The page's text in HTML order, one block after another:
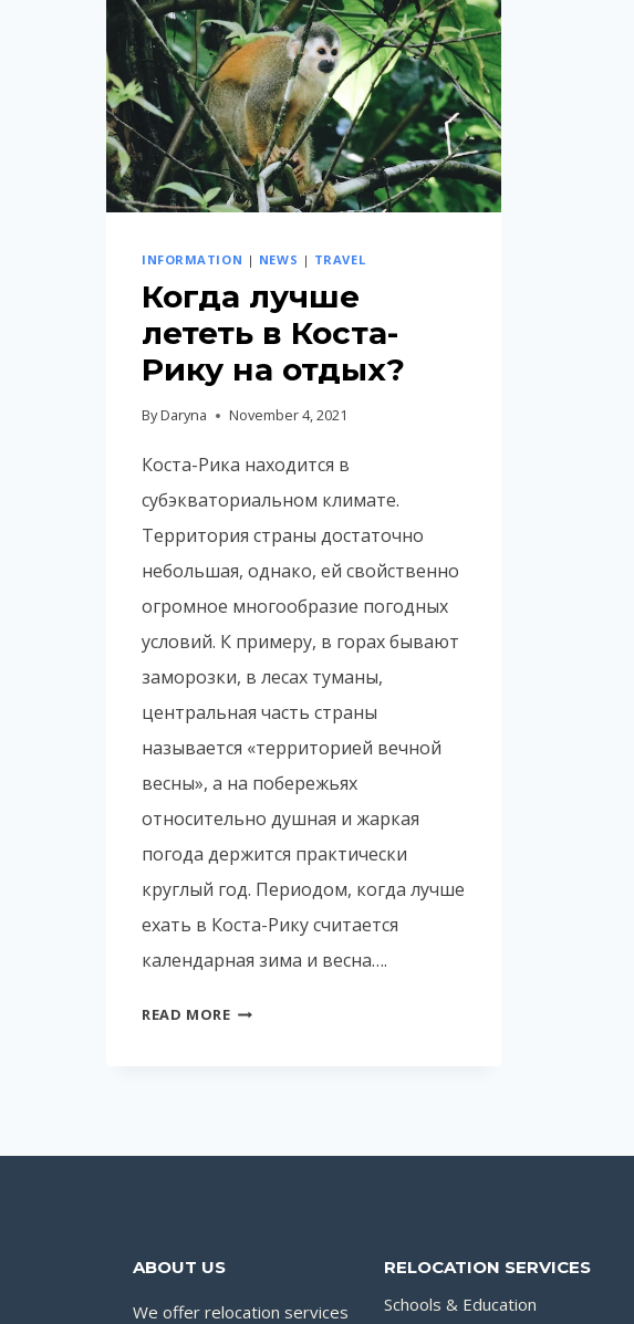
INFORMATION | NEWS | TRAVEL
Когда лучше
лететь в Коста-
Рику на отдых?
ByDaryna November 4, 2021
Коста-Рика находится в
субэкваториальном климате.
Территория страны достаточно
небольшая, однако, ей свойственно
огромное многообразие погодных
условий. К примеру, в горах бывают
заморозки, в лесах туманы,
центральная часть страны
называется «территорией вечной
весны», а на побережьях
относительно душная и жаркая
погода держится практически
круглый год. Периодом, когда лучше
ехать в Коста-Рику считается
календарная зима и весна….
READ MOREКОГДА
ABOUT US
We offer relocation services
RELOCATION SERVICES
Schools & Education